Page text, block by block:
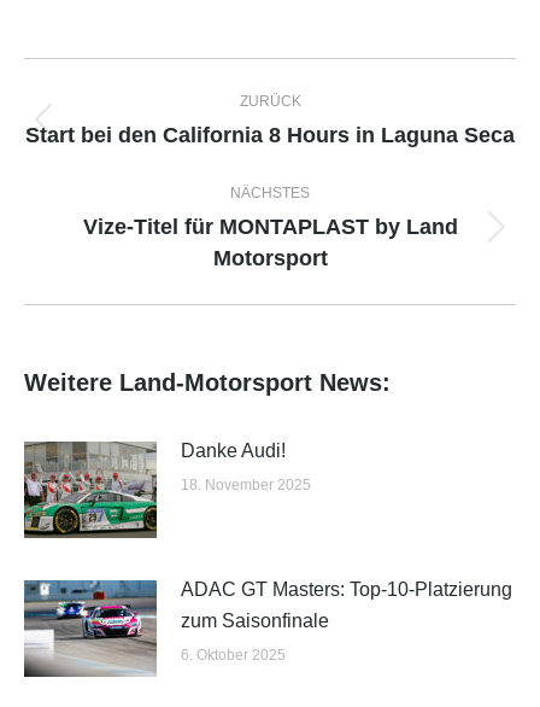
ZURÜCK
Vorheriger
Start bei den California 8 Hours in Laguna Seca
NÄCHSTES
Nächster
Beitrag:
Vize-Titel für MONTAPLAST by Land
Motorsport
Weitere Land-Motorsport News:
Danke Audi!
18. November 2025
ADAC GT Masters: Top-10-Platzierung
zum Saisonfinale
6. Oktober 2025